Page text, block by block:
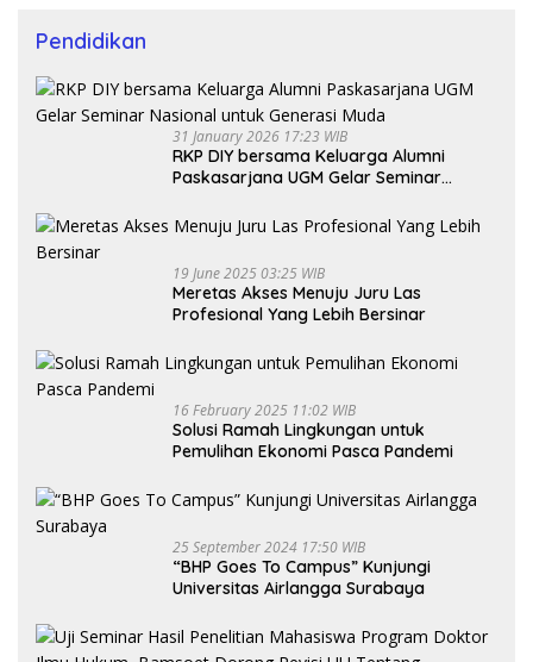
Pendidikan
31 January 2026 17:23 WIB
RKP DIY bersama Keluarga Alumni
Paskasarjana UGM Gelar Seminar
19 June 2025 03:25 WIB
Meretas Akses Menuju Juru Las
Profesional Yang Lebih Bersinar
16 February 2025 11:02 WIB
Solusi Ramah Lingkungan untuk
Pemulihan Ekonomi Pasca Pandemi
25 September 2024 17:50 WIB
“BHP Goes To Campus” Kunjungi
Universitas Airlangga Surabaya